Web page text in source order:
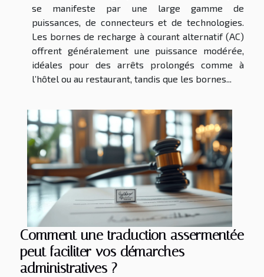
se manifeste par une large gamme de
puissances, de connecteurs et de technologies.
Les bornes de recharge à courant alternatif (AC)
offrent généralement une puissance modérée,
idéales pour des arrêts prolongés comme à
l’hôtel ou au restaurant, tandis que les bornes...
Comment une traduction assermentée
peut faciliter vos démarches
administratives ?